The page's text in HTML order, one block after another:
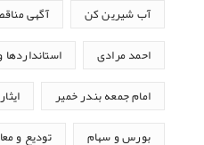
آب شیرین کن آگهی
احمد مرادی استانداردها
امام جمعه بندر خمیر
بورس و سهام تودیع و